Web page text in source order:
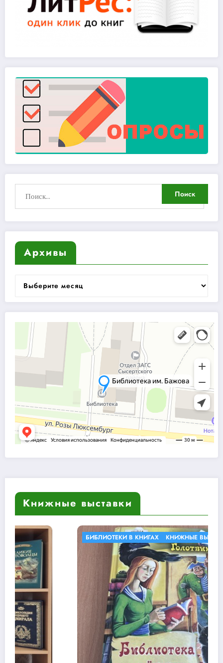
Архивы
Архивы
Книжные выставки
БИБЛИОТЕКИ В КНИГАХ КНИЖНЫЕ ВЫСТАВКИ